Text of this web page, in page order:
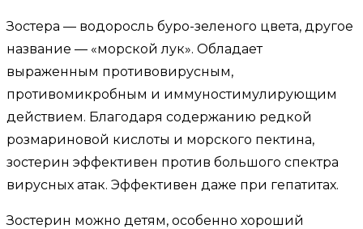
Зостера — водоросль буро-зеленого цвета, другое
название — «морской лук». Обладает
выраженным противовирусным,
противомикробным и иммуностимулирующим
действием. Благодаря содержанию редкой
розмариновой кислоты и морского пектина,
зостерин эффективен против большого спектра
вирусных атак. Эффективен даже при гепатитах.
Зостерин можно детям, особенно хороший